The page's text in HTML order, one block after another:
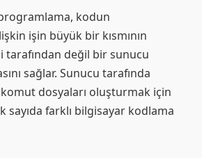
kodun
işin büyük bir kısmının
tarafından değil bir sunucu
sağlar. Sunucu tarafında
dosyaları oluşturmak için
sayıda farklı bilgisayar kodlama